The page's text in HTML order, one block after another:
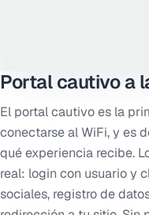
Portal cautivo a
El portal cautivo es la
conectarse al WiFi, y es
qué experiencia recibe.
real: login con usuario y
sociales, registro de